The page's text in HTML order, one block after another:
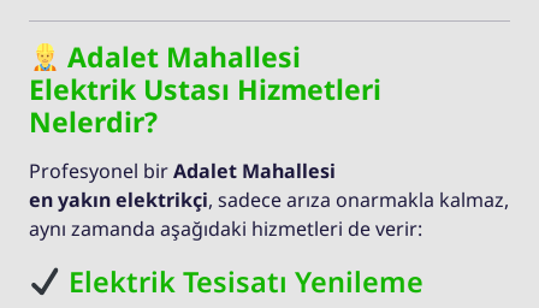
Adalet Mahallesi
Elektrik Ustası Hizmetleri
Nelerdir?
Profesyonel birAdalet Mahallesi
en yakın elektrikçi, sadece arıza onarmakla kalmaz,
aynı zamanda aşağıdaki hizmetleri de verir:
Elektrik Tesisatı Yenileme